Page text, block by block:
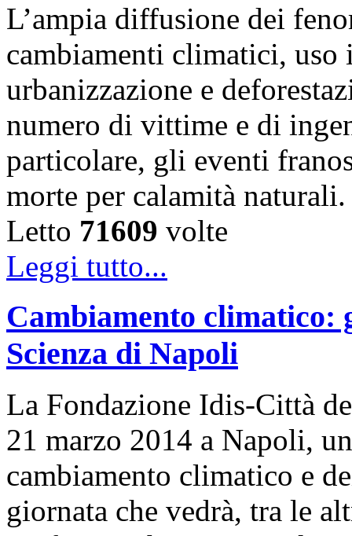
L’ampia diffusione dei
cambiamenti climatici,
urbanizzazione e
numero di vittime e di
particolare, gli eventi
morte per calamità
Letto 71609 volte
Leggi tutto...
Cambiamento climatico:
Scienza di Napoli
La Fondazione Idis-Città
21 marzo 2014 a Napoli,
cambiamento climatico e
giornata che vedrà, tra le